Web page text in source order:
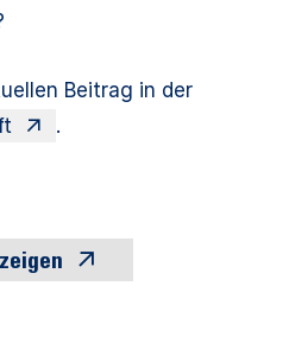
Beitrag in der
.